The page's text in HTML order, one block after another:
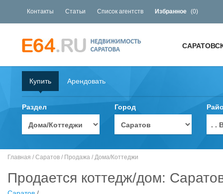
Контакты Статьи Список агентств Избранное (0)
Купить Арендовать
Раздел Город
. .
Главная / Саратов / Продажа / Дома/Коттеджи
Продается коттедж/дом: